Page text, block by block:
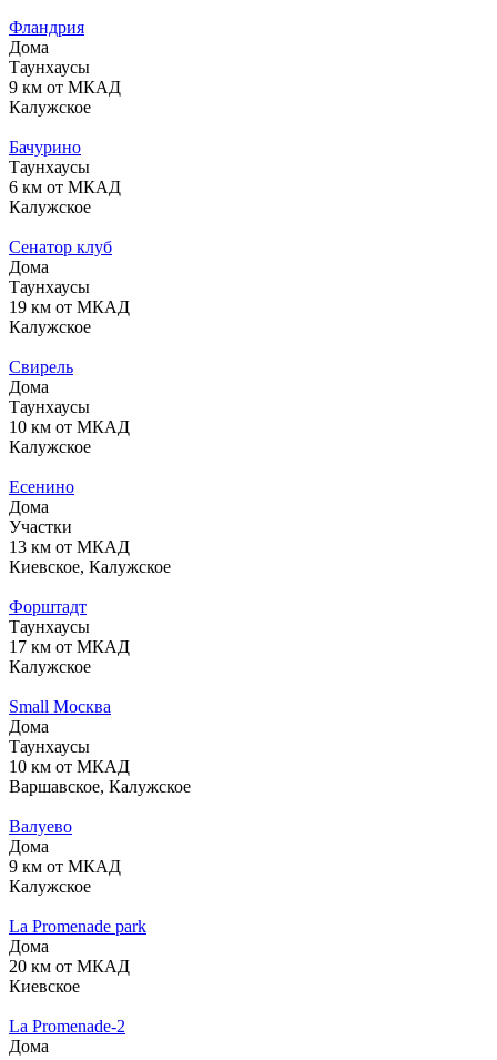
Фландрия
Дома
Таунхаусы
9 км от МКАД
Калужское
Бачурино
Таунхаусы
6 км от МКАД
Калужское
Сенатор клуб
Дома
Таунхаусы
19 км от МКАД
Калужское
Свирель
Дома
Таунхаусы
10 км от МКАД
Калужское
Есенино
Дома
Участки
13 км от МКАД
Киевское, Калужское
Форштадт
Таунхаусы
17 км от МКАД
Калужское
Small Москва
Дома
Таунхаусы
10 км от МКАД
Варшавское, Калужское
Валуево
Дома
9 км от МКАД
Калужское
La Promenade park
Дома
20 км от МКАД
Киевское
La Promenade-2
Дома